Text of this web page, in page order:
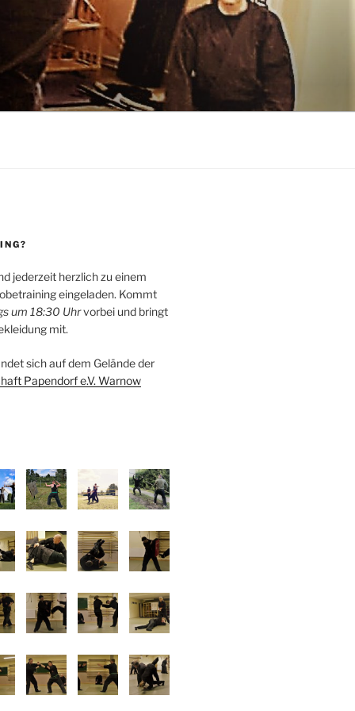
jederzeit herzlich zu einem
eingeladen. Kommt
um 18:30 Uhrvorbei und bringt
mit.
sich auf dem Gelände der
Papendorf e.V. Warnow